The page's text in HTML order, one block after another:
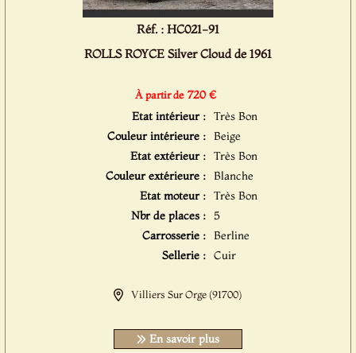
Réf. : HC021-91
ROLLS ROYCE Silver Cloud de 1961
À partir de 720 €
Etat intérieur : Très Bon
Couleur intérieure : Beige
Etat extérieur : Très Bon
Couleur extérieure : Blanche
Etat moteur : Très Bon
Nbr de places : 5
Carrosserie : Berline
Sellerie : Cuir
Villiers Sur Orge (91700)
En savoir plus